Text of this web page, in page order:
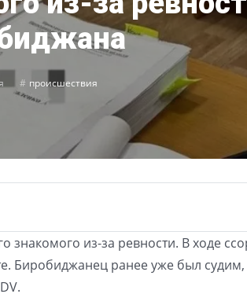
происшествия
знакомого из-за ревности. В ходе
Биробиджанец ранее уже был